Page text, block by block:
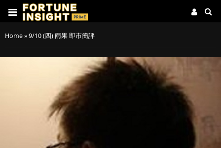
Home»9/10 (四) 雨果 即市簡評